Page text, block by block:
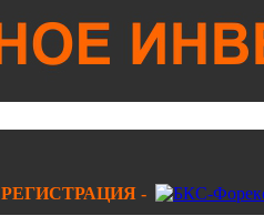
РЕГИСТРАЦИЯ -